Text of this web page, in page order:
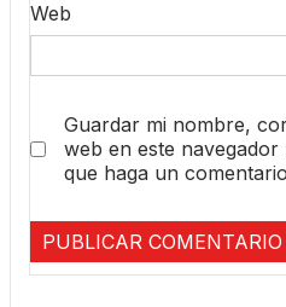
Web
Guardar mi nombre,
web en este
que haga un